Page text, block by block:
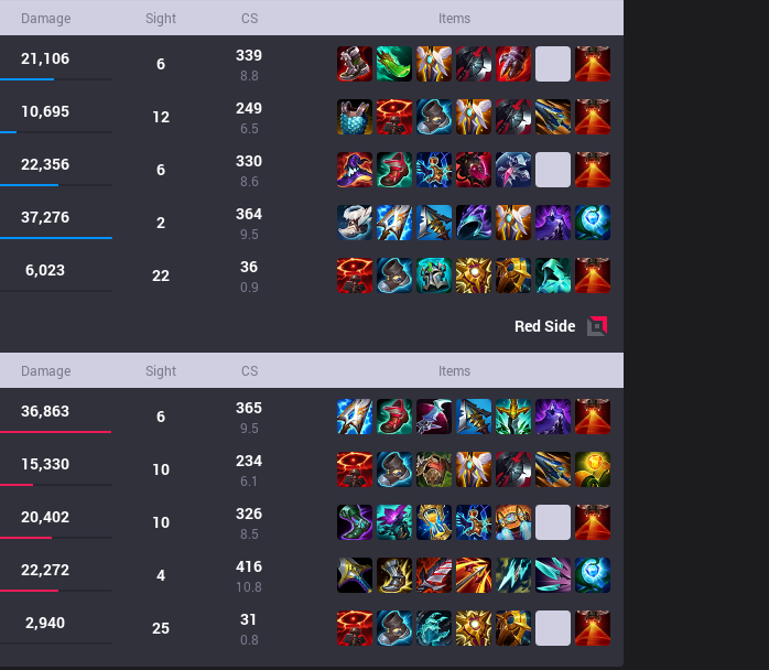
Damage Sight CS Items
21,106 6 339
8.8
10,695 12 249
6.5
22,356 6 330
8.6
37,276 2 364
9.5
6,023 22 36
0.9
RedSide
Damage Sight CS Items
36,863 6 365
9.5
15,330 10 234
6.1
20,402 10 326
8.5
22,272 4 416
10.8
2,940 25 31
0.8